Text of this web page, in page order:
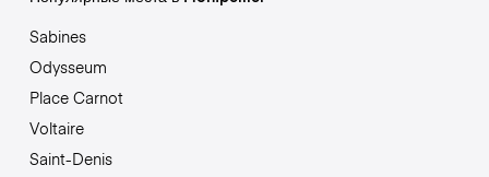
Sabines
Odysseum
Place Carnot
Voltaire
Saint-Denis